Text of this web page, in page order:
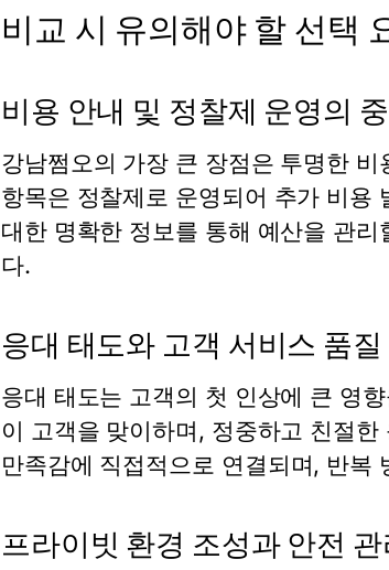
비교 시 유의해야 할 선택
비용 안내 및 정찰제 운영의
강남쩜오의 가장 큰 장점은 투명한
항목은 정찰제로 운영되어 추가 비용
대한 명확한 정보를 통해 예산을 관
다.
응대 태도와 고객 서비스 품질
응대 태도는 고객의 첫 인상에 큰 영
이 고객을 맞이하며, 정중하고 친절
만족감에 직접적으로 연결되며, 반복
프라이빗 환경 조성과 안전 관